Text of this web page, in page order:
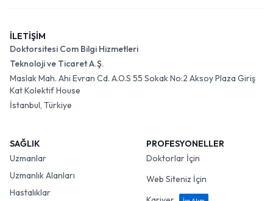
İLETİŞİM
Doktorsitesi Com Bilgi Hizmetleri
Teknoloji ve Ticaret A.Ş.
Maslak Mah. Ahi Evran Cd. A.O.S 55 Sokak No:2 Aksoy Plaza Giriş
Kat Kolektif House
İstanbul, Türkiye
SAĞLIK
Uzmanlar
Uzmanlık Alanları
Hastalıklar
PROFESYONELLER
Doktorlar İçin
Web Siteniz İçin